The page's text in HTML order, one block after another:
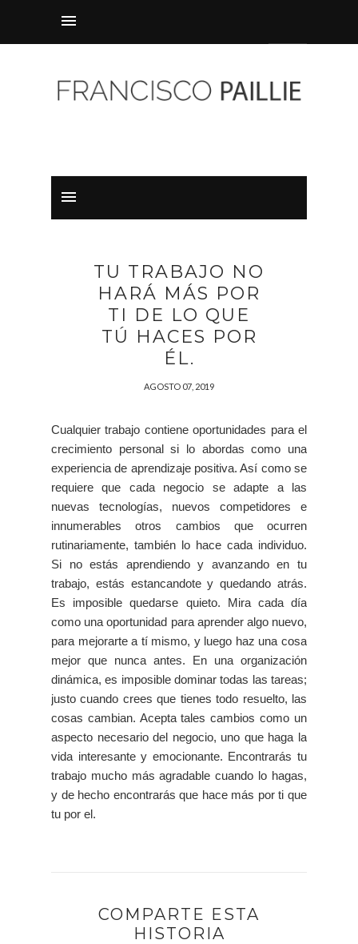
TU TRABAJO NO
HARÁ MÁS POR
TI DE LO QUE
TÚ HACES POR
ÉL.
AGOSTO 07, 2019
Cualquier trabajo contiene oportunidades para el
crecimiento personal si lo abordas como una
experiencia de aprendizaje positiva. Así como se
requiere que cada negocio se adapte a las
nuevas tecnologías, nuevos competidores e
innumerables otros cambios que ocurren
rutinariamente, también lo hace cada individuo.
Si no estás aprendiendo y avanzando en tu
trabajo, estás estancandote y quedando atrás.
Es imposible quedarse quieto. Mira cada día
como una oportunidad para aprender algo nuevo,
para mejorarte a tí mismo, y luego haz una cosa
mejor que nunca antes. En una organización
dinámica, es imposible dominar todas las tareas;
justo cuando crees que tienes todo resuelto, las
cosas cambian. Acepta tales cambios como un
aspecto necesario del negocio, uno que haga la
vida interesante y emocionante. Encontrarás tu
trabajo mucho más agradable cuando lo hagas,
y de hecho encontrarás que hace más por ti que
tu por el.
COMPARTE ESTA
HISTORIA